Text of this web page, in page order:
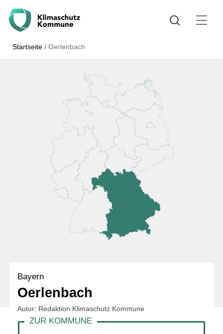
Startseite /Oerlenbach
Bayern
Oerlenbach
Autor: Redaktion Klimaschutz Kommune